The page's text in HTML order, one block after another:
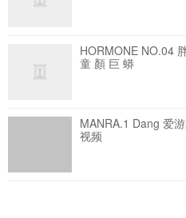
HORMONE NO.04
童 顏 巨 蟒
MANRA.1 Dang 爱
视频